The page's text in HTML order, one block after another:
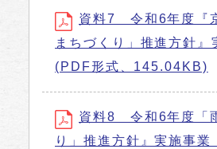
資料7 令和6年度『
まちづくり」推進方針』
(PDF形式、145.04KB)
資料8 令和6年度「
り」推進方針』実施事